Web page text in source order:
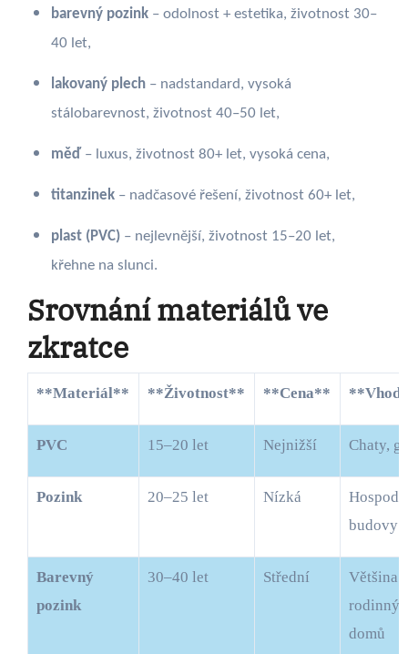
barevný pozink– odolnost + estetika, životnost 30–
40 let,
lakovaný plech– nadstandard, vysoká
stálobarevnost, životnost 40–50 let,
měď – luxus, životnost 80+ let, vysoká cena,
titanzinek– nadčasové řešení, životnost 60+ let,
plast (PVC)– nejlevnější, životnost 15–20 let,
křehne na slunci.
Srovnání materiálů ve
zkratce
**Materiál** **Životnost** **Cena**
PVC 15–20 let Nejnižší Chaty,
Pozink 20–25 let Nízká
Hospodářské
budovy
Barevný
pozink
30–40 let Střední
Většina
domů